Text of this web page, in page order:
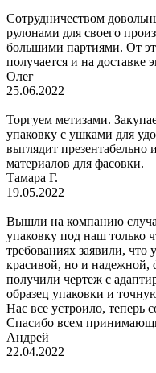
Сотрудничеством
рулонами для своего
большими партиями. От
получается и на доставке
Олег
25.06.2022
Торгуем метизами.
упаковку с ушками для
выглядит презентабельно
материалов для фасовки.
Тамара Г.
19.05.2022
Вышли на компанию
упаковку под наш только
требованиях заявили, что
красивой, но и
получили чертеж с
образец упаковки и
Нас все устроило, теперь
Спасибо всем
Андрей
22.04.2022